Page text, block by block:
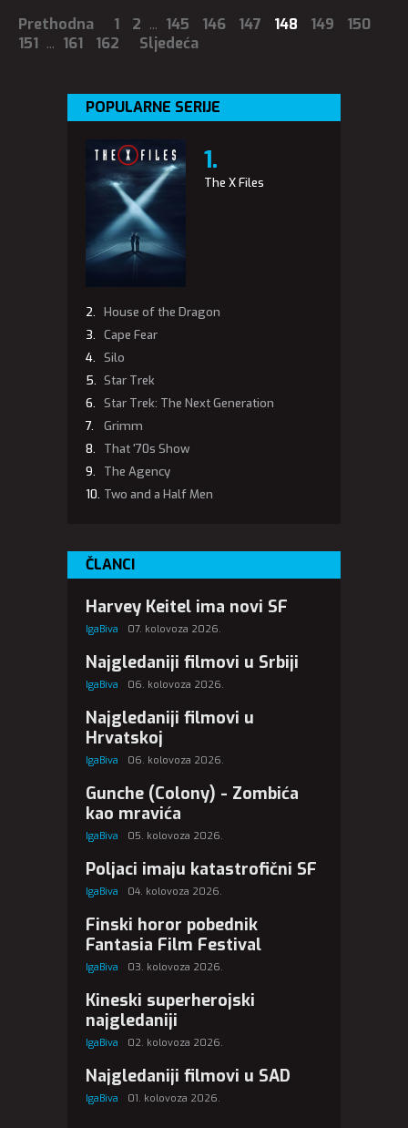
Prethodna 1 2 ... 145 146 147 148 149
150
151 ... 161 162 Sljedeća
POPULARNE SERIJE
The X Files
House of the Dragon
Cape Fear
Silo
Star Trek
Star Trek: The Next Generation
Grimm
That '70s Show
The Agency
Two and a Half Men
ČLANCI
Harvey Keitel ima novi SF
IgaBiva 07. kolovoza 2026.
Najgledaniji filmovi u Srbiji
IgaBiva 06. kolovoza 2026.
Najgledaniji filmovi u
Hrvatskoj
IgaBiva 06. kolovoza 2026.
Gunche (Colony) - Zombića
kao mravića
IgaBiva 05. kolovoza 2026.
Poljaci imaju katastrofični SF
IgaBiva 04. kolovoza 2026.
Finski horor pobednik
Fantasia Film Festival
IgaBiva 03. kolovoza 2026.
Kineski superherojski
najgledaniji
IgaBiva 02. kolovoza 2026.
Najgledaniji filmovi u SAD
IgaBiva 01. kolovoza 2026.